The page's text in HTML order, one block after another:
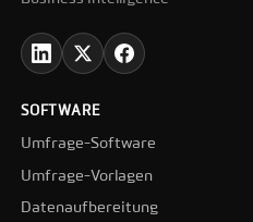
SOFTWARE
Umfrage-Software
Umfrage-Vorlagen
Datenaufbereitung